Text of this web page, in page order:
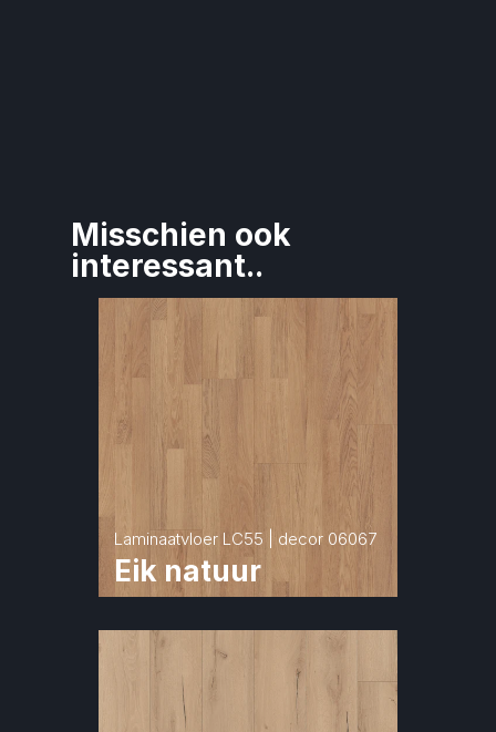
Misschien ook
interessant..
Laminaatvloer LC55 | decor 06067
Eik natuur